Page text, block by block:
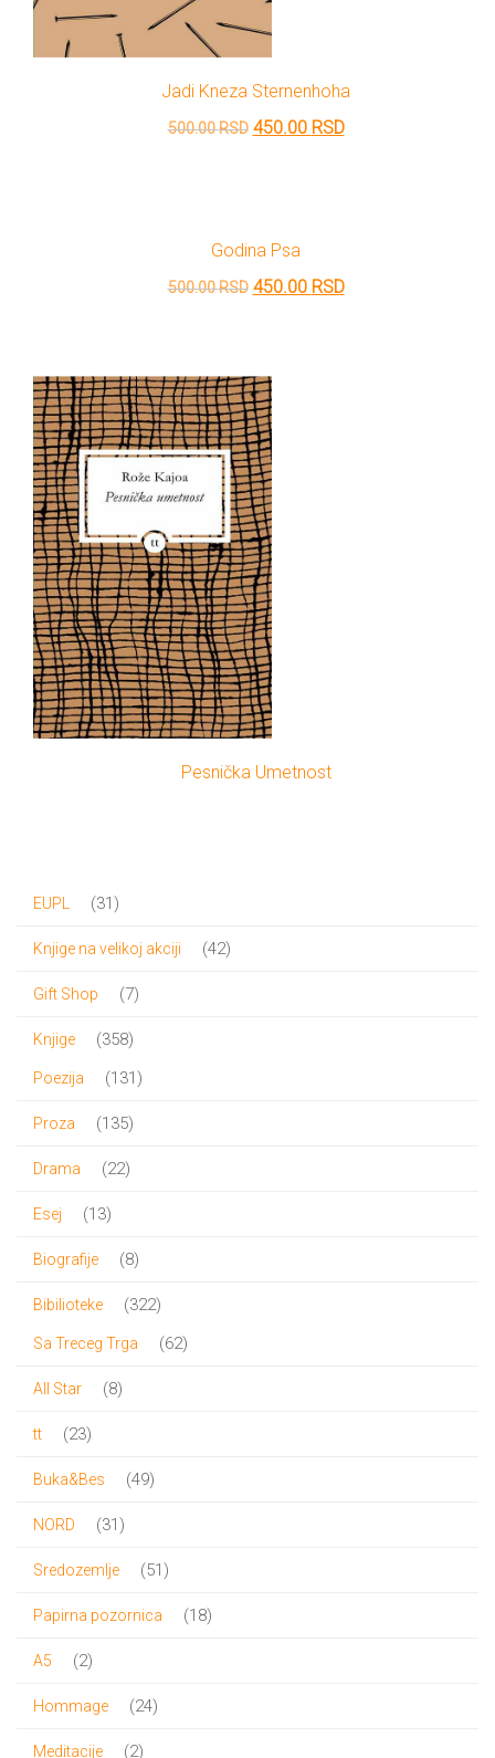
Jadi Kneza Sternenhoha
500.00RSD Originalna
500.00 RSD.
450.00 RSDTrenutna
Godina Psa
500.00RSD Originalna
bila:
500.00 RSD.
450.00 RSDTrenutna
Pesnička Umetnost
EUPL 31 31
Knjige na velikoj akciji 4242
Gift Shop 77
Knjige 358358
proizvoda
Poezija 131 131
Proza 135135
Drama 2222
Esej 1313
Biografije 88
Bibilioteke 322322
proizvoda
Sa Treceg Trga 6262
All Star 88
tt 2323
Buka&Bes 4949
NORD 31 31
Sredozemlje 51 51
Papirna pozornica 1818
A5 22
Hommage 2424
Meditacije 22